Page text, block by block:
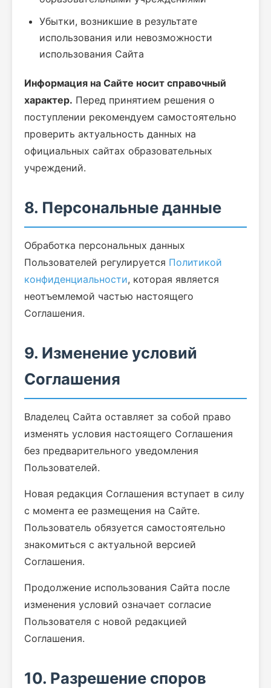
Убытки, возникшие в результате
использования или невозможности
использования Сайта
Информация на Сайте носит справочный
характер. Перед принятием решения о
поступлении рекомендуем самостоятельно
проверить актуальность данных на
официальных сайтах образовательных
учреждений.
8. Персональные данные
Обработка персональных данных
Пользователей регулируется Политикой
конфиденциальности, которая является
неотъемлемой частью настоящего
Соглашения.
9. Изменение условий
Соглашения
Владелец Сайта оставляет за собой право
изменять условия настоящего Соглашения
без предварительного уведомления
Пользователей.
Новая редакция Соглашения вступает в силу
с момента ее размещения на Сайте.
Пользователь обязуется самостоятельно
знакомиться с актуальной версией
Соглашения.
Продолжение использования Сайта после
изменения условий означает согласие
Пользователя с новой редакцией
Соглашения.
10. Разрешение споров